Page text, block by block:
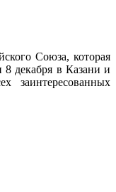
Союза, которая
декабря в Казани и
заинтересованных